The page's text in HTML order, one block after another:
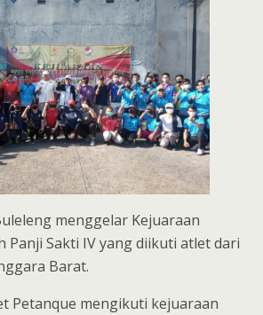
menggelar Kejuaraan
Panji Sakti IV yang diikuti atlet dari
Barat.
Petanque mengikuti kejuaraan